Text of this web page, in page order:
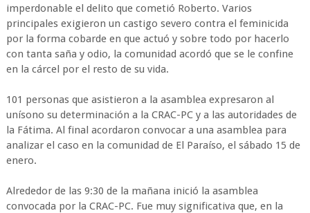
imperdonable el delito que cometió Roberto. Varios
principales exigieron un castigo severo contra el feminicida
por la forma cobarde en que actuó y sobre todo por hacerlo
con tanta saña y odio, la comunidad acordó que se le confine
en la cárcel por el resto de su vida.
101 personas que asistieron a la asamblea expresaron al
unísono su determinación a la CRAC-PC y a las autoridades de
la Fátima. Al final acordaron convocar a una asamblea para
analizar el caso en la comunidad de El Paraíso, el sábado 15 de
enero.
Alrededor de las 9:30 de la mañana inició la asamblea
convocada por la CRAC-PC. Fue muy significativa que, en la